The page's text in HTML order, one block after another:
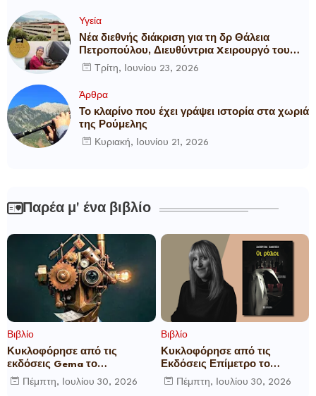
Υγεία
Νέα διεθνής διάκριση για τη δρ Θάλεια
Πετροπούλου, Διευθύντρια Xειρουργό του
Metropolitan General
Τρίτη, Ιουνίου 23, 2026
Άρθρα
Το κλαρίνο που έχει γράψει ιστορία στα χωριά
της Ρούμελης
Κυριακή, Ιουνίου 21, 2026
Παρέα μ' ένα βιβλίο
Βιβλίο
Κυκλοφόρησε από τις
εκδόσεις Gema το
μυθιστόρημα του γνωστού
δημοσιογράφου Γεώργιου Θ.
Πέμπτη, Ιουλίου 30, 2026
Βιβλίο
Κυκλοφόρησε από τις
Εκδόσεις Επίμετρο το
αστυνομικό μυθιστόρημα της
Κατερίνας Πανούση Οι ρόλοι
Πέμπτη, Ιουλίου 30, 2026